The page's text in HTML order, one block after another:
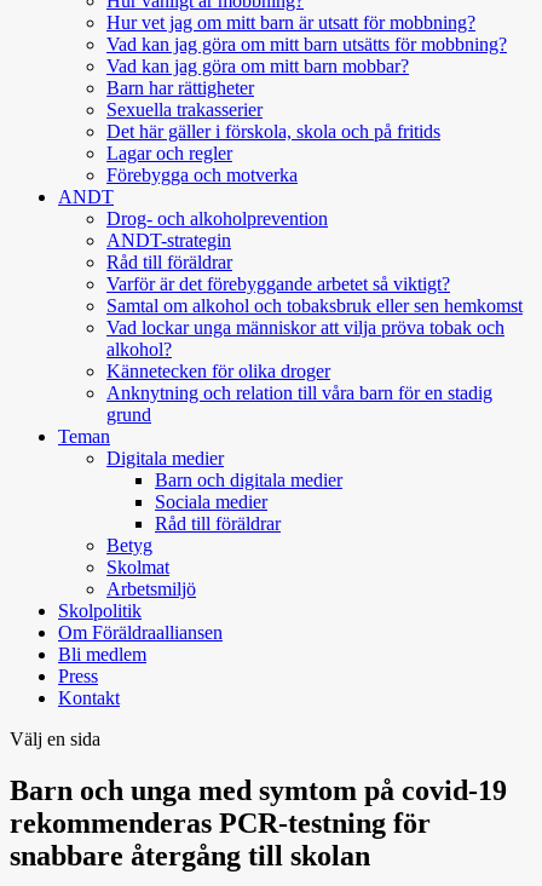
Hur vet jag om mitt barn är utsatt för mobbning?
Vad kan jag göra om mitt barn utsätts för mobbning?
Vad kan jag göra om mitt barn mobbar?
Barn har rättigheter
Sexuella trakasserier
Det här gäller i förskola, skola och på fritids
Lagar och regler
Förebygga och motverka
ANDT
Drog- och alkoholprevention
ANDT-strategin
Råd till föräldrar
Varför är det förebyggande arbetet så viktigt?
Samtal om alkohol och tobaksbruk eller sen hemkomst
Vad lockar unga människor att vilja pröva tobak och
alkohol?
Kännetecken för olika droger
Anknytning och relation till våra barn för en stadig
grund
Teman
Digitala medier
Barn och digitala medier
Sociala medier
Råd till föräldrar
Betyg
Skolmat
Arbetsmiljö
Skolpolitik
Om Föräldraalliansen
Bli medlem
Press
Kontakt
Välj en sida
Barn och unga med symtom på covid-19
rekommenderas PCR-testning för
snabbare återgång till skolan